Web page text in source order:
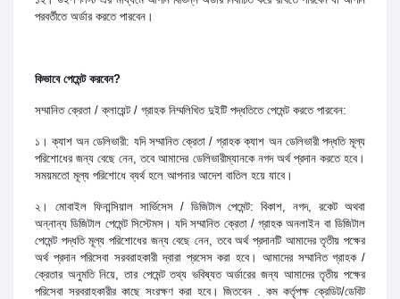
পরবর্তীতে অর্ডার করতে পারবেন।
কিভাবে পেমেন্ট করবেন?
সম্মানিত ক্রেতা / ক্লায়েন্ট / গ্রাহক নিম্মলিখিত দুইটি পদ্ধতিতে পেমেন্ট করতে পারবেন:
১। ক্যাশ অন ডেলিভারী: যদি সম্মানিত ক্রেতা / গ্রাহক ক্যাশ অন ডেলিভারী পদ্ধতি মূল্য
পরিশোধের জন্য বেছে নেন, তবে আমাদের ডেলিভারীম্যানকে নগদ অর্থ প্রদান করতে হবে।
সময়মতো মূল্য পরিশোধে ব্যর্থ হলে আপনার আদেশ বাতিল হয়ে যাবে।
২। মোবাইল ফিনান্সিয়াল সার্ভিসেস / ডিজিটাল পেমেন্ট: বিকাশ, নগদ, রকেট অথবা
অন্নান্য ডিজিটাল পেমেন্ট সিস্টেমস। যদি সম্মানিত ক্রেতা / গ্রাহক অনলাইন বা ডিজিটাল
পেমেন্ট পদ্ধতি মূল্য পরিশোধের জন্য বেছে নেন, তবে অর্থ প্রদানটি আমাদের তৃতীয় পক্ষের
অর্থ প্রদান পরিসেবা সরবরাহকারী দ্বারা প্রসেস করা হবে। আমাদের সম্মানিত গ্রাহক /
ক্রেতার অনুমতি নিয়ে, তার পেমেন্ট তথ্য ভবিষ্যত অর্ডারের জন্য আমাদের তৃতীয় পক্ষের
পরিসেবা সরবরাহকারীর কাছে সংরক্ষণ করা হবে। জিতবেন . কম কর্তৃপক্ষ ক্রেডিট/ডেবিট